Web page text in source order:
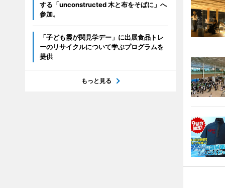
する「unconstructed 木と布をそばに」へ
参加。
「子ども霞が関見学デー」に出展食品トレ
ーのリサイクルについて学ぶプログラムを
提供
もっと見る